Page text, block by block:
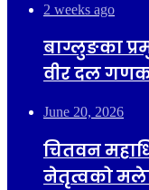
2 weeks ago
बाग्लुङका
वीर दल
June 20, 2026
चितवन
नेतृत्वको